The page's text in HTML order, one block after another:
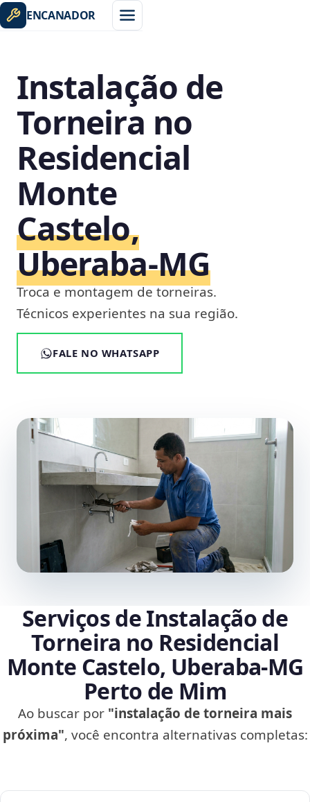
ENCANADOR
Instalação de
Torneira no
Residencial
Monte
Castelo,
Uberaba‑MG
Troca e montagem de torneiras.
Técnicos experientes na sua região.
FALE NO WHATSAPP
Serviços de Instalação de
Torneira no Residencial
Monte Castelo, Uberaba‑MG
Perto de Mim
Ao buscar por "instalação de torneira mais
próxima", você encontra alternativas completas: